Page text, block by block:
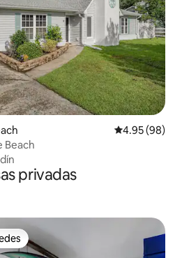
Calificación
4.95 (98)
Beach
privadas
entre huéspedes